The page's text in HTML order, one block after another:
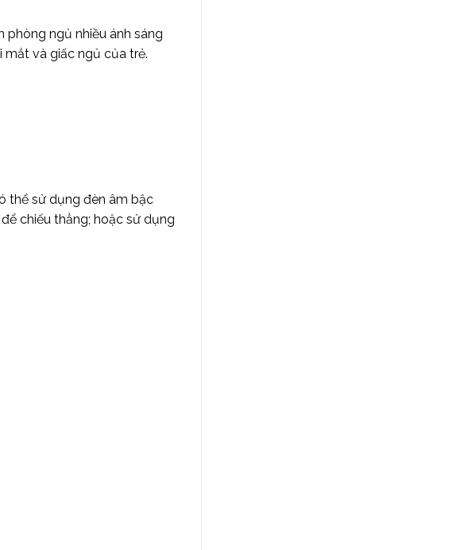
phòng ngủ nhiều ánh sáng
mắt và giấc ngủ của trẻ.
thể sử dụng đèn âm bậc
chiếu thẳng; hoặc sử dụng